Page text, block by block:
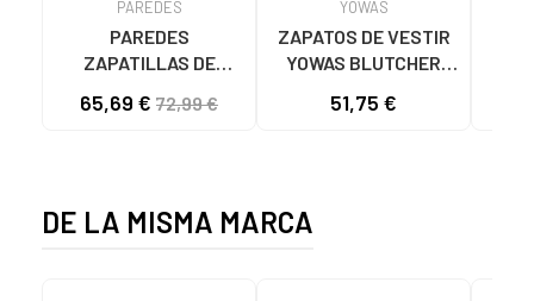
PAREDES
PAREDES
ZAPATILLAS DE
GRIS GRIS
65,69 € 72,99 €
YOWAS
ZAPATOS DE VESTIR
YOWAS BLUTCHER
BEIGE
51,75 €
DE LA MISMA MARCA